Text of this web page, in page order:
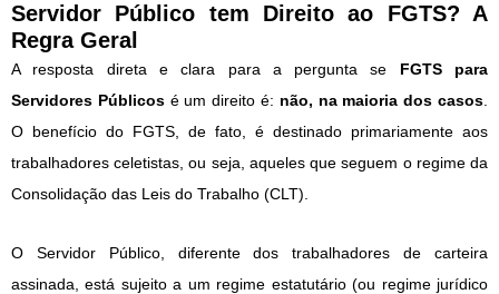
Servidor Público tem Direito ao FGTS? A
Regra Geral
A resposta direta e clara para a pergunta se FGTS para
Servidores Públicosé um direito é: não, na maioria dos casos.
O benefício do FGTS, de fato, é destinado primariamente aos
trabalhadores celetistas, ou seja, aqueles que seguem o regime da
Consolidação das Leis do Trabalho (CLT).
O Servidor Público, diferente dos trabalhadores de carteira
assinada, está sujeito a um regime estatutário (ou regime jurídico